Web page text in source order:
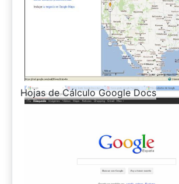
-
Hojas de Cálculo Google Docs